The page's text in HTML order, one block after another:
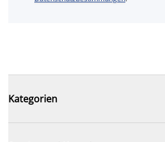
Kategorien